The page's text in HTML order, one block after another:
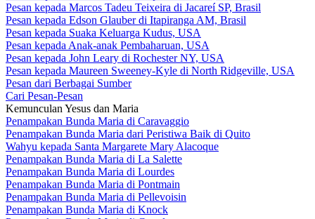
Pesan kepada Marcos Tadeu Teixeira di Jacareí SP, Brasil
Pesan kepada Edson Glauber di Itapiranga AM, Brasil
Pesan kepada Suaka Keluarga Kudus, USA
Pesan kepada Anak-anak Pembaharuan, USA
Pesan kepada John Leary di Rochester NY, USA
Pesan kepada Maureen Sweeney-Kyle di North Ridgeville, USA
Pesan dari Berbagai Sumber
Cari Pesan-Pesan
Kemunculan Yesus dan Maria
Penampakan Bunda Maria di Caravaggio
Penampakan Bunda Maria dari Peristiwa Baik di Quito
Wahyu kepada Santa Margarete Mary Alacoque
Penampakan Bunda Maria di La Salette
Penampakan Bunda Maria di Lourdes
Penampakan Bunda Maria di Pontmain
Penampakan Bunda Maria di Pellevoisin
Penampakan Bunda Maria di Knock